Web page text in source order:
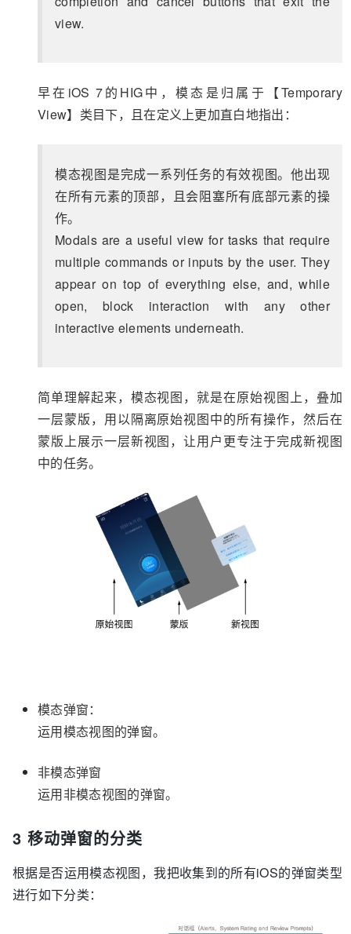
view.
早在iOS 7的HIG中，模态是归属于【Temporary
View】类目下，且在定义上更加直白地指出：
模态视图是完成一系列任务的有效视图。他出现
在所有元素的顶部，且会阻塞所有底部元素的操
作。
Modals are a useful view for tasks that require
multiple commands or inputs by the user. They
appear on top of everything else, and, while
open, block interaction with any other
interactive elements underneath.
简单理解起来，模态视图，就是在原始视图上，叠加
一层蒙版，用以隔离原始视图中的所有操作，然后在
蒙版上展示一层新视图，让用户更专注于完成新视图
中的任务。
模态弹窗：
运用模态视图的弹窗。
非模态弹窗
运用非模态视图的弹窗。
3 移动弹窗的分类
根据是否运用模态视图，我把收集到的所有iOS的弹窗类型
进行如下分类：